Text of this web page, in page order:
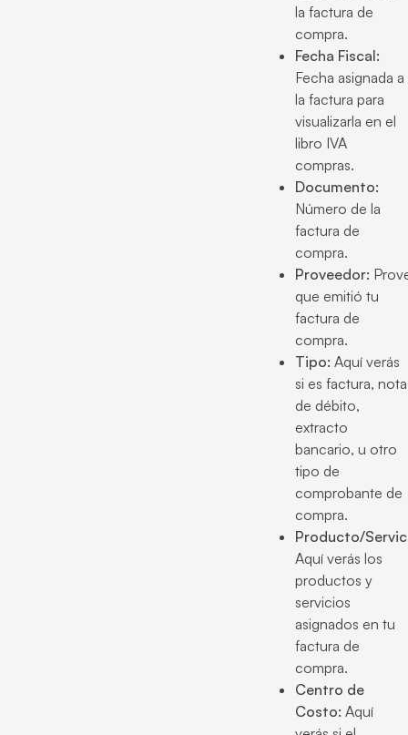
la factura de
compra.
Fecha Fiscal:
Fecha asignada a
la factura para
visualizarla en el
libro IVA
compras.
Documento:
Número de la
factura de
compra.
Proveedor:
que emitió tu
factura de
compra.
Tipo: Aquí verás
si es factura, nota
de débito,
extracto
bancario, u otro
tipo de
comprobante de
compra.
Producto/
Aquí verás los
productos y
servicios
asignados en tu
factura de
compra.
Centro de
Costo: Aquí